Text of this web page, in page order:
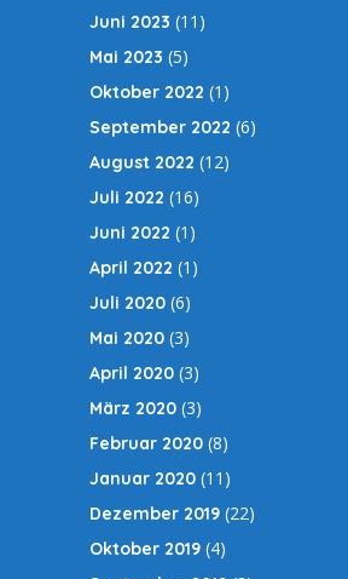
Juni 2023 (11)
Mai 2023 (5)
Oktober 2022 (1)
September 2022 (6)
August 2022 (12)
Juli 2022 (16)
Juni 2022 (1)
April 2022 (1)
Juli 2020 (6)
Mai 2020 (3)
April 2020 (3)
März 2020 (3)
Februar 2020 (8)
Januar 2020 (11)
Dezember 2019 (22)
Oktober 2019 (4)